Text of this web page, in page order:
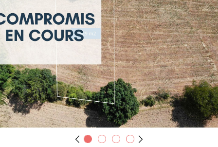
ST
MICHEL
DE
CHAILLOL
(05260)